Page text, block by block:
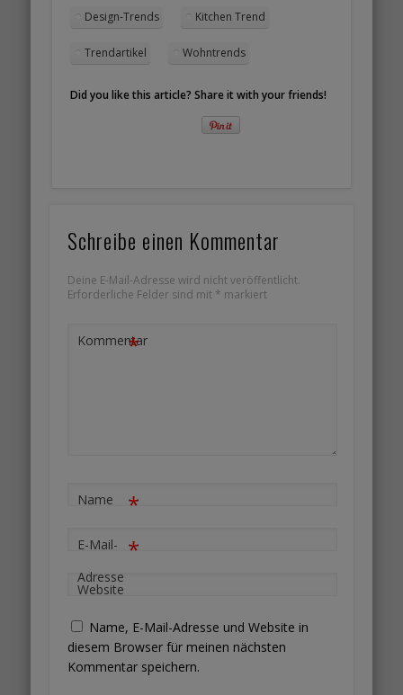
Design-Trends Kitchen Trend
Trendartikel Wohntrends
Did you like this article? Share it with your friends!
Schreibe einen Kommentar
Deine E-Mail-Adresse wird nicht veröffentlicht.
Erforderliche Felder sind mit * markiert
Kommentar
*
Name *
E-Mail-
Adresse
*
Website
Name, E-Mail-Adresse und Website in
diesem Browser für meinen nächsten
Kommentar speichern.